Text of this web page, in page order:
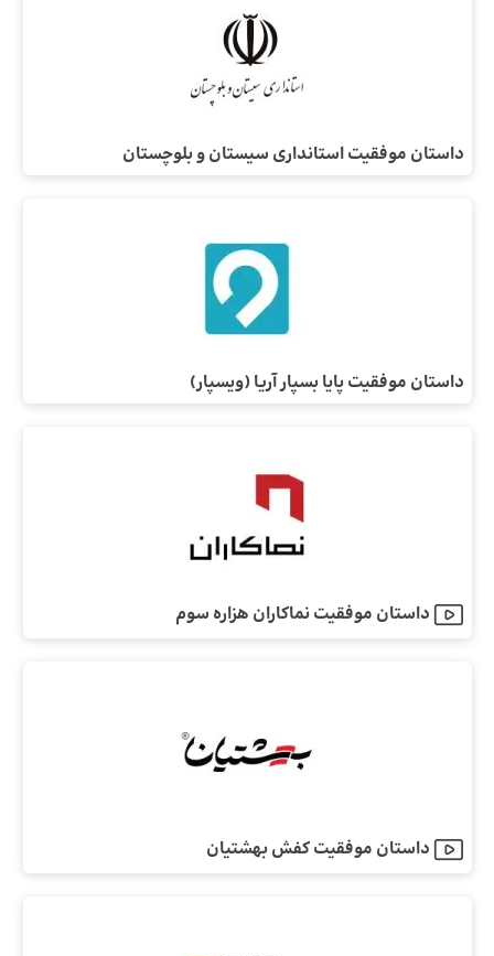
داستان موفقیت استانداری سیستان و بلوچستان
داستان موفقیت پایا بسپار آریا (ویسپار)
داستان موفقیت نماکاران هزاره سوم
داستان موفقیت کفش بهشتیان